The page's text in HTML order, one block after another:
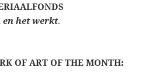
en het werkt.
OF ART OF THE MONTH: